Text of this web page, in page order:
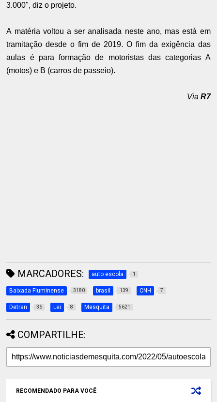
3.000", diz o projeto.
A matéria voltou a ser analisada neste ano, mas está em
tramitação desde o fim de 2019. O fim da exigência das
aulas é para formação de motoristas das categorias A
(motos) e B (carros de passeio).
Via R7
MARCADORES: auto escola 1
Baixada Fluminense 3180 brasil 139 CNH 7
Detran 36 Lei 8 Mesquita 5621
COMPARTILHE:
RECOMENDADO PARA VOCÊ